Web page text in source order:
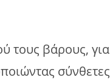
τους βάρους, για
σύνθετες